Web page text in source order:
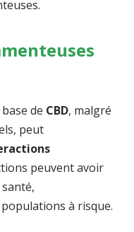
de CBD, malgré
peut
peuvent avoir
à risque.